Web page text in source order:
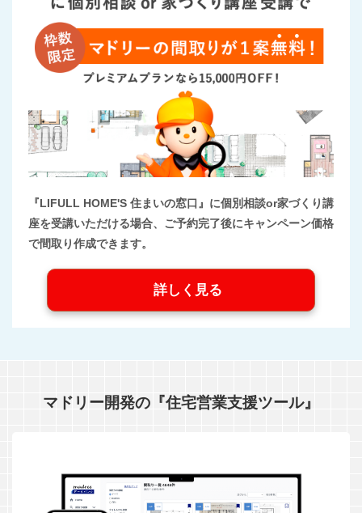
『LIFULL HOME'S 住まいの窓口』に個別相談or家づくり講
座を受講いただける場合、ご予約完了後にキャンペーン価格
で間取り作成できます。
詳しく見る
マドリー開発の『住宅営業支援ツール』